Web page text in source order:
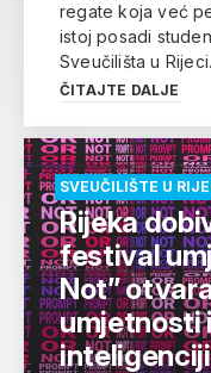
regate koja već
istoj posadi
Sveučilišta u Rijeci.
ČITAJTE DALJE
SVEUČILIŠTE U
Rijeka
festival
Not”
umjetnosti
inteligenciji